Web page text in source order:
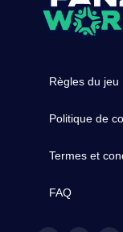
Règles du jeu
Politique de
Termes et
FAQ